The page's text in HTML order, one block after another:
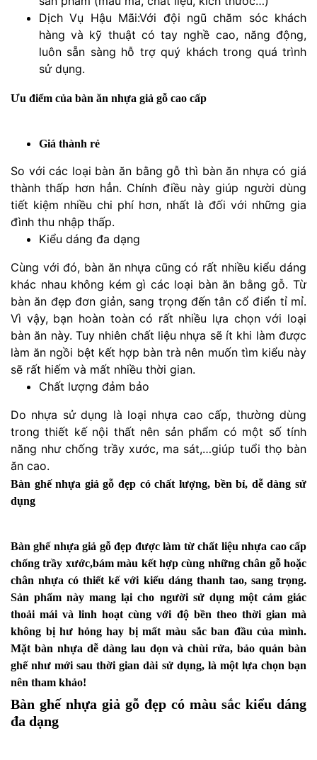
Dịch Vụ Hậu Mãi:Với đội ngũ chăm sóc khách
hàng và kỹ thuật có tay nghề cao, năng động,
luôn sẵn sàng hỗ trợ quý khách trong quá trình
sử dụng.
Ưu điểm của bàn ăn nhựa giả gỗ cao cấp
Giá thành rẻ
So với các loại bàn ăn bằng gỗ thì bàn ăn nhựa có giá
thành thấp hơn hẳn. Chính điều này giúp người dùng
tiết kiệm nhiều chi phí hơn, nhất là đối với những gia
đình thu nhập thấp.
Kiểu dáng đa dạng
Cùng với đó, bàn ăn nhựa cũng có rất nhiều kiểu dáng
khác nhau không kém gì các loại bàn ăn bằng gỗ. Từ
bàn ăn đẹp đơn giản, sang trọng đến tân cổ điển tỉ mỉ.
Vì vậy, bạn hoàn toàn có rất nhiều lựa chọn với loại
bàn ăn này. Tuy nhiên chất liệu nhựa sẽ ít khi làm được
làm ăn ngồi bệt kết hợp bàn trà nên muốn tìm kiểu này
sẽ rất hiếm và mất nhiều thời gian.
Chất lượng đảm bảo
Do nhựa sử dụng là loại nhựa cao cấp, thường dùng
trong thiết kế nội thất nên sản phẩm có một số tính
năng như chống trầy xước, ma sát,…giúp tuổi thọ bàn
ăn cao.
Bàn ghế nhựa giả gỗ đẹp có chất lượng, bền bỉ, dễ dàng sử
dụng
Bàn ghế nhựa giả gỗ đẹp được làm từ chất liệu nhựa cao cấp
chống trầy xước,bám màu kết hợp cùng những chân gỗ hoặc
chân nhựa có thiết kế với kiểu dáng thanh tao, sang trọng.
Sản phẩm này mang lại cho người sử dụng một cảm giác
thoải mái và linh hoạt cùng với độ bền theo thời gian mà
không bị hư hỏng hay bị mất màu sắc ban đầu của mình.
Mặt bàn nhựa dễ dàng lau dọn và chùi rửa, bảo quản bàn
ghế như mới sau thời gian dài sử dụng, là một lựa chọn bạn
nên tham khảo!
Bàn ghế nhựa giả gỗ đẹp có màu sắc kiểu dáng
đa dạng